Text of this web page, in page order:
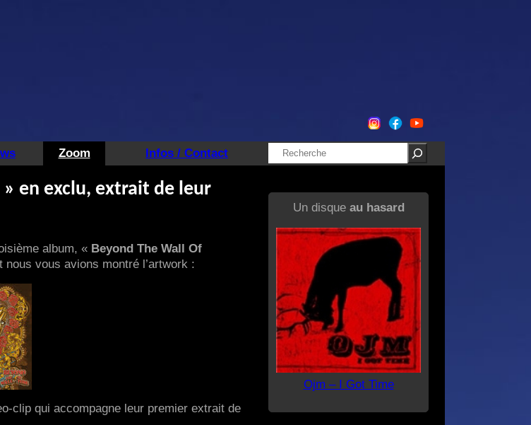
Zoom Infos / Contact Rechercher
» en exclu, extrait de leur
album, « Beyond The Wall Of
nous vous avions montré l’artwork :
clip qui accompagne leur premier extrait de
Un disque au hasard
Ojm – I Got Time